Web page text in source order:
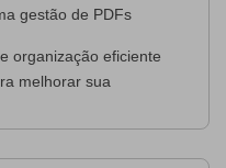
gestão de PDFs
organização eficiente
melhorar sua